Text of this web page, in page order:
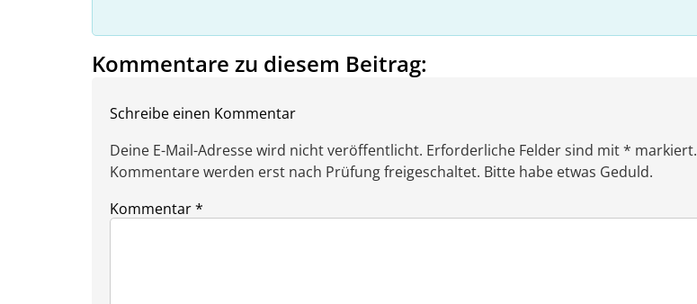
Kommentare zu diesem Beitrag:
Schreibe einen Kommentar
Deine E-Mail-Adresse wird nicht veröffentlicht. Erforderliche Felder sind mit * markiert.
Kommentare werden erst nach Prüfung freigeschaltet. Bitte habe etwas Geduld.
Kommentar*